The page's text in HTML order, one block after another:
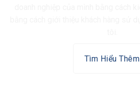
Tìm Hiểu Thêm